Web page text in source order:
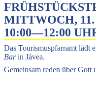
MITTWOCH,
10:00—12:00
Das Tourismuspfarramt lädt
Barin Jávea.
Gemeinsam reden über